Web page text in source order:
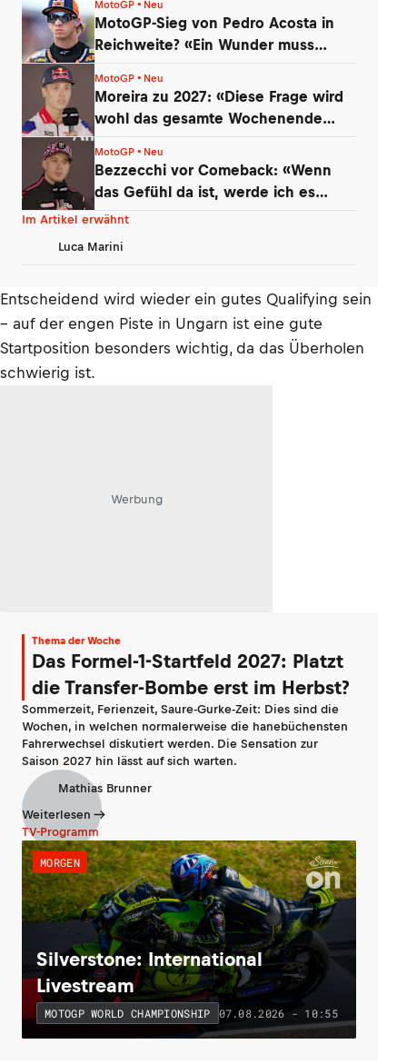
MotoGP • Neu
MotoGP-Sieg von Pedro Acosta in
Reichweite? «Ein Wunder muss
MotoGP • Neu
Moreira zu 2027: «Diese Frage wird
wohl das gesamte Wochenende
MotoGP • Neu
Bezzecchi vor Comeback: «Wenn
das Gefühl da ist, werde ich es
versuchen!»
Im Artikel erwähnt
Luca Marini
Entscheidend wird wieder ein gutes Qualifying sein
– auf der engen Piste in Ungarn ist eine gute
Startposition besonders wichtig, da das Überholen
schwierig ist.
Werbung
Thema der Woche
Das Formel-1-Startfeld 2027: Platzt
die Transfer-Bombe erst im Herbst?
Sommerzeit, Ferienzeit, Saure-Gurke-Zeit: Dies sind die
Wochen, in welchen normalerweise die hanebüchensten
Fahrerwechsel diskutiert werden. Die Sensation zur
Saison 2027 hin lässt auf sich warten.
Mathias Brunner
Weiterlesen
TV-Programm
MORGEN
Silverstone: International
Livestream
MOTOGP WORLD CHAMPIONSHIP 07.08.2026 - 10:55